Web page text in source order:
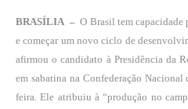
BRASÍLIA –O Brasil tem capacidade
e começar um novo ciclo de
afirmou o candidato à Presidência da
em sabatina na Confederação
feira. Ele atribuiu à “produção no